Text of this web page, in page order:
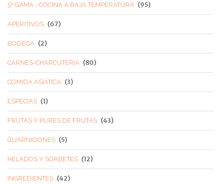
5ª GAMA - COCINA A BAJA TEMPERATURA (95)
APERITIVOS (67)
BODEGA (2)
CARNES-CHARCUTERIA (80)
COMIDA ASIÁTICA (3)
ESPECIAS (1)
FRUTAS Y PURES DE FRUTAS (43)
GUARNICIONES (5)
HELADOS Y SORBETES (12)
INGREDIENTES (42)